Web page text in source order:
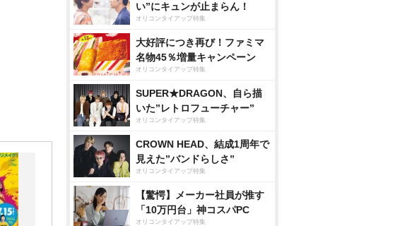
い”にキュンが止まらん！
オリコンタイアップ特集
大好評につき再び！ファミマ
名物45％増量キャンペーン
オリコンタイアップ特集
SUPER★DRAGON、自ら描
いた”レトロフューチャー”
オリコンタイアップ特集
CROWN HEAD、結成1周年で
見えた”バンドらしさ”
オリコンタイアップ特集
【驚愕】メーカー社員が推す
「10万円台」神コスパPC
オリコンタイアップ特集